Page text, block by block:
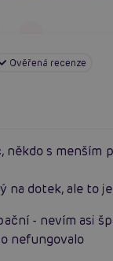
Ověřená recenze
někdo s menším
na dotek, ale to
- nevím asi
nefungovalo